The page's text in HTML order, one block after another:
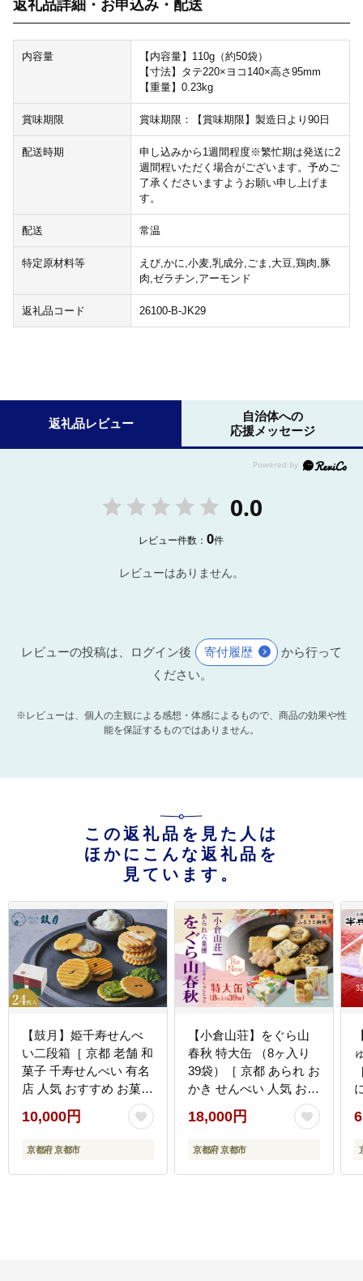
返礼品詳細・お申込み・配送
内容量
【内容量】110g（約50袋）
【寸法】タテ220×ヨコ140×高さ95mm
【重量】0.23kg
賞味期限 賞味期限：【賞味期限】製造日より90日
配送時期
申し込みから1週間程度※繁忙期は発送に2
週間程いただく場合がございます。予めご
了承くださいますようお願い申し上げま
す。
配送 常温
特定原材料等
えび,かに,小麦,乳成分,ごま,大豆,鶏肉,豚
肉,ゼラチン,アーモンド
返礼品コード 26100-B-JK29
返礼品レビュー
自治体への
応援メッセージ
0.0
レビュー件数：0件
レビューはありません。
レビューの投稿は、ログイン後 寄付履歴
から行って
ください。
※レビューは、個人の主観による感想・体感によるもので、商品の効果や性
能を保証するものではありません。
この返礼品を見た人は
ほかにこんな返礼品を
見ています。
【鼓月】姫千寿せんべ
い二段箱［ 京都 老舗 和
菓子 千寿せんべい 有名
店 人気 おすすめ お菓子
スイーツ クリーム 抹茶
お取り寄せ 通販 ギフト
プレゼント 贈答 ふるさ
10,000円
京都府 京都市
【小倉山荘】をぐら山
春秋 特大缶 （8ヶ入り
39袋）［ 京都 あられ お
かき せんべい 人気 おす
すめ おいしい ギフト プ
レゼント グルメ 食べ比
べ 詰め合わせ セット お
］
18,000円
京都府 京都市